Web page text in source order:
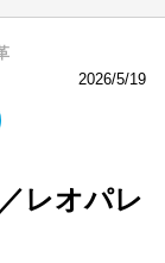
2026/5/19
レオパレ